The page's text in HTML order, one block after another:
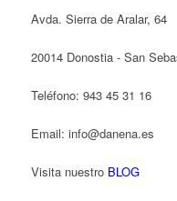
Avda. Sierra de Aralar, 64
20014 Donostia - San
Teléfono: 943 45 31 16
Email: info@danena.es
Visita nuestro BLOG